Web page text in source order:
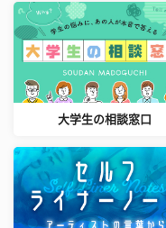
大学生の相談窓口